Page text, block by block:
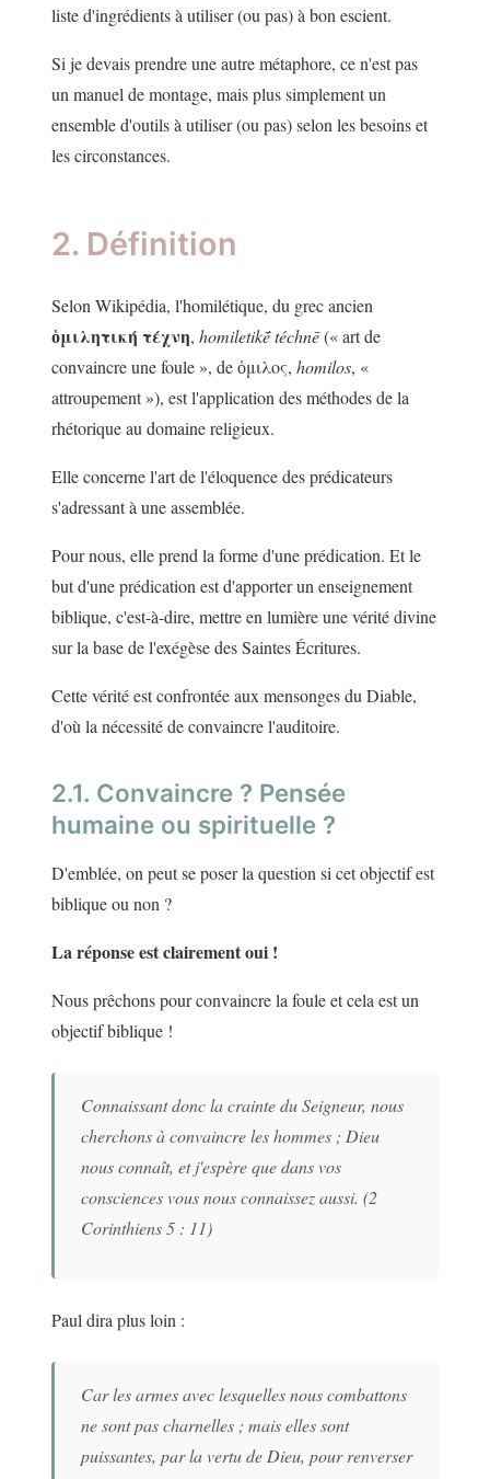
liste d'ingrédients à utiliser (ou pas) à bon escient.
Si je devais prendre une autre métaphore, ce n'est pas
un manuel de montage, mais plus simplement un
ensemble d'outils à utiliser (ou pas) selon les besoins et
les circonstances.
2. Définition
Selon Wikipédia, l'homilétique, du grec ancien
ὁμιλητική τέχνη, homiletikḗ téchnē(« art de
convaincre une foule », de ὁμιλος, homilos, «
attroupement »), est l'application des méthodes de la
rhétorique au domaine religieux.
Elle concerne l'art de l'éloquence des prédicateurs
s'adressant à une assemblée.
Pour nous, elle prend la forme d'une prédication. Et le
but d'une prédication est d'apporter un enseignement
biblique, c'est-à-dire, mettre en lumière une vérité divine
sur la base de l'exégèse des Saintes Écritures.
Cette vérité est confrontée aux mensonges du Diable,
d'où la nécessité de convaincre l'auditoire.
2.1. Convaincre ? Pensée
humaine ou spirituelle ?
D'emblée, on peut se poser la question si cet objectif est
biblique ou non ?
La réponse est clairement oui !
Nous prêchons pour convaincre la foule et cela est un
objectif biblique !
Connaissant donc la crainte du Seigneur, nous
cherchons à convaincre les hommes ; Dieu
nous connaît, et j'espère que dans vos
consciences vous nous connaissez aussi. (2
Corinthiens 5 : 11)
Paul dira plus loin :
Car les armes avec lesquelles nous combattons
ne sont pas charnelles ; mais elles sont
puissantes, par la vertu de Dieu, pour renverser